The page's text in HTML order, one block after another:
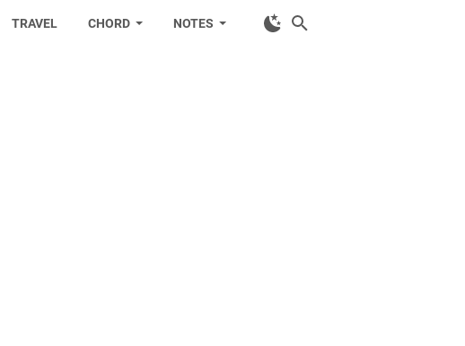
TRAVEL CHORD NOTES